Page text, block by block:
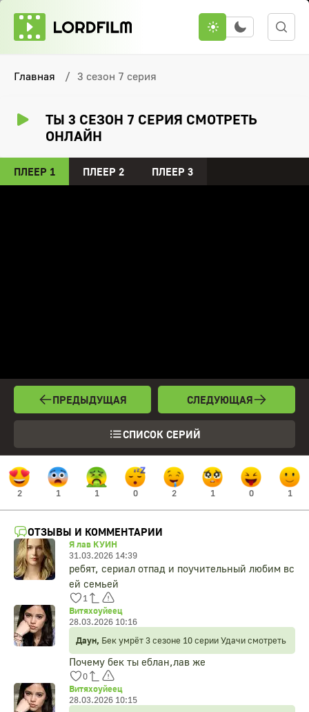
Главная 3 сезон 7 серия
ТЫ 3 СЕЗОН 7 СЕРИЯ СМОТРЕТЬ
ОНЛАЙН
ПЛЕЕР 1 ПЛЕЕР 2 ПЛЕЕР 3
ПРЕДЫДУЩАЯ
СПИСОК СЕРИЙ
СЛЕДУЮЩАЯ
2 1 1 0 2 1 0 1
ОТЗЫВЫ И КОММЕНТАРИИ
Я лав КУИН
31.03.2026 14:39
ребят, сериал отпад и поучительный любим вс
ей семьей
1
Витяхоуйеец
28.03.2026 10:16
Даун,
Бек умрёт 3 сезоне 10 серии Удачи смотреть
Почему бек ты еблан,лав же
0
Витяхоуйеец
28.03.2026 10:15